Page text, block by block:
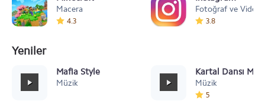
Macera
4.3
Fotoğraf ve Video
3.8
Yeniler
Mafia Style
Müzik
Kartal Dansı
Müzik
5